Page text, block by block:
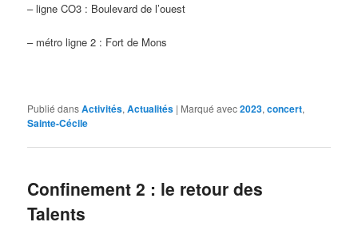
– ligne CO3 : Boulevard de l’ouest
– métro ligne 2 : Fort de Mons
Publié dansActivités,Actualités | Marqué avec2023,concert,
Sainte-Cécile
Confinement 2 : le retour des
Talents